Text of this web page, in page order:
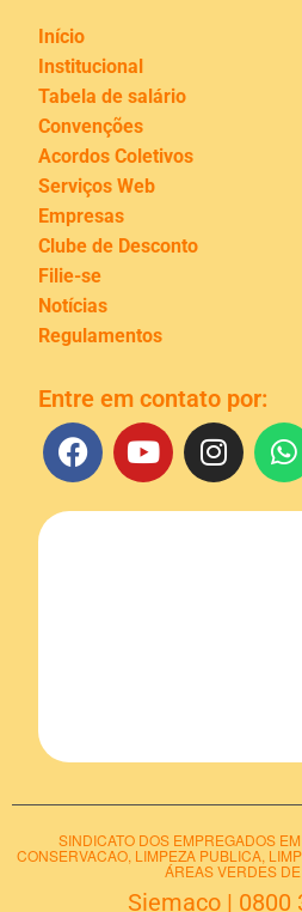
Início
Institucional
Tabela de salário
Convenções
Acordos Coletivos
Serviços Web
Empresas
Clube de Desconto
Filie-se
Notícias
Regulamentos
Entre em contato por:
SINDICATO DOS EMPREGADOS
CONSERVACAO, LIMPEZA PUBLICA,
ÁREAS VERDES
Siemaco | 0800